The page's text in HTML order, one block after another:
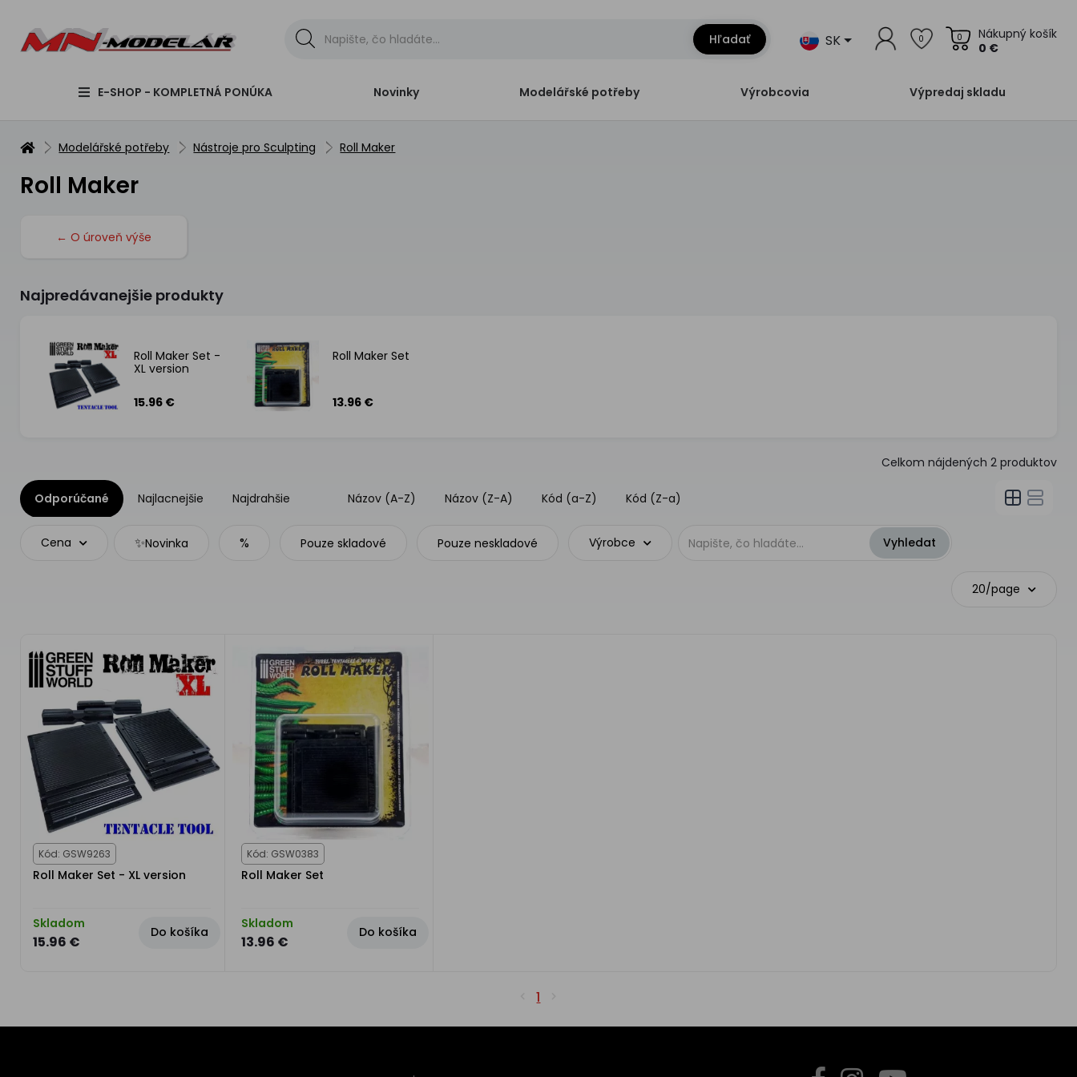
Hľadať SK 0
Nákupný košík
0 €
0
E-SHOP - KOMPLETNÁ PONÚKA Novinky Modelářské potřeby Výrobcovia Výpredaj skladu
Modelářské potřeby Nástroje pro Sculpting Roll Maker
Roll Maker
← O úroveň výše
Najpredávanejšie produkty
Roll Maker Set -
XL version
15.96 €
Roll Maker Set
13.96 €
Celkom nájdených 2produktov
Odporúčané Najlacnejšie Najdrahšie Názov (A-Z) Názov (Z-A) Kód (a-Z) Kód (Z-a)
Cena ✨Novinka % Pouze skladové Pouze neskladové Výrobce
20/page
Kód: GSW9263
Roll Maker Set - XL version
Skladom
15.96 €
Do košíka
Kód: GSW0383
Roll Maker Set
Skladom
13.96 €
Do košíka
1